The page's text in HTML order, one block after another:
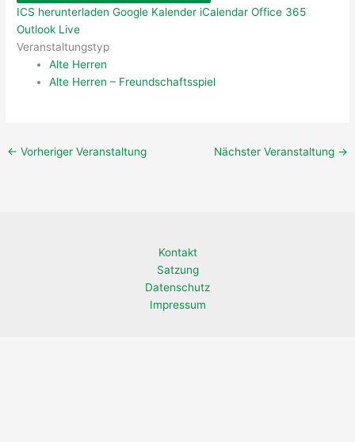
ICS herunterladen Google Kalender iCalendar Office 365
Outlook Live
Veranstaltungstyp
Alte Herren
Alte Herren – Freundschaftsspiel
← Vorheriger Veranstaltung Nächster Veranstaltung →
Kontakt
Satzung
Datenschutz
Impressum